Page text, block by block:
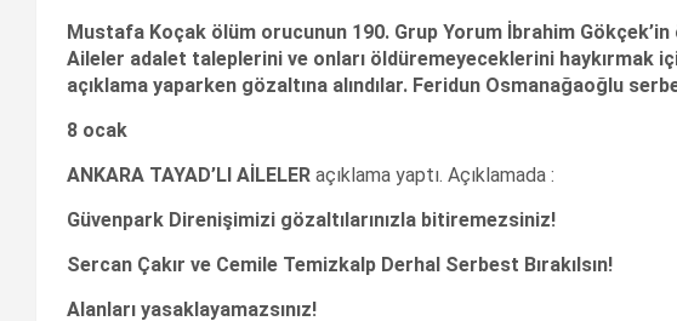
Mustafa Koçak ölüm orucunun 190. Grup Yorum İbrahim Gökçek’in
Aileler adalet taleplerini ve onları öldüremeyeceklerini haykırmak
açıklama yaparken gözaltına alındılar. Feridun Osmanağaoğlu
8 ocak
ANKARA TAYAD’LI AİLELER açıklama yaptı. Açıklamada :
Güvenpark Direnişimizi gözaltılarınızla bitiremezsiniz!
Sercan Çakır ve Cemile Temizkalp Derhal Serbest Bırakılsın!
Alanları yasaklayamazsınız!